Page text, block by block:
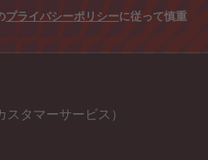
プライバシーポリシーに従って慎重
タマーサービス）